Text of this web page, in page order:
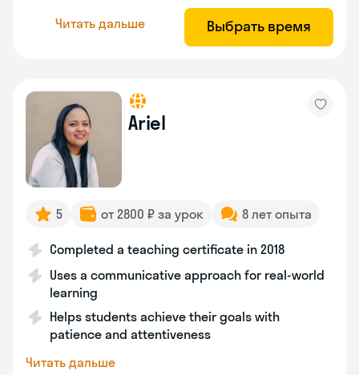
Читать дальше Выбрать время
Ariel
5 от 2800 ₽ за урок 8 лет опыта
Completed a teaching certificate in 2018
Uses a communicative approach for real-world
learning
Helps students achieve their goals with
patience and attentiveness
Читать дальше